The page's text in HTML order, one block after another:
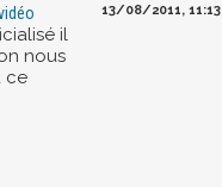
il
nous
ce
13/08/2011, 11:13